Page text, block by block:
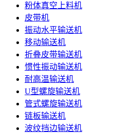
粉体真空上料机
皮带机
振动水平输送机
移动输送机
折叠皮带输送机
惯性振动输送机
耐高温输送机
U型螺旋输送机
管式螺旋输送机
链板输送机
波纹挡边输送机